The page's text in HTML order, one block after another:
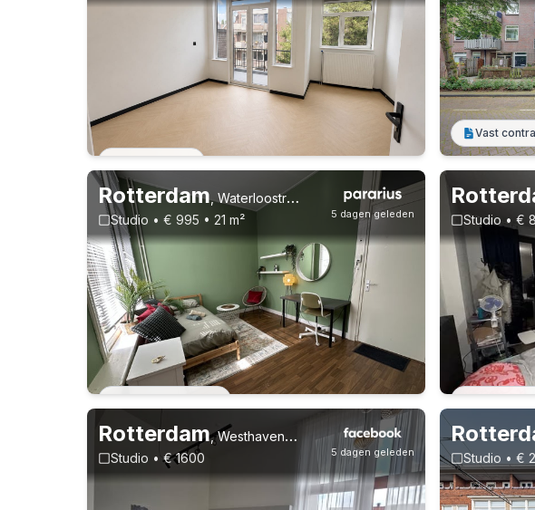
Vast contract Vast
Vast contract
Vast
5 dagen geleden
Rotterdam,Waterloostraat, Kralingen Oost
Studio • € 995 • 21 m²
31-7-26 - 31-1-27
Studio • €
Vast
5 dagen geleden
Rotterdam,Westhavenkade
Studio • € 1600
Studio • €